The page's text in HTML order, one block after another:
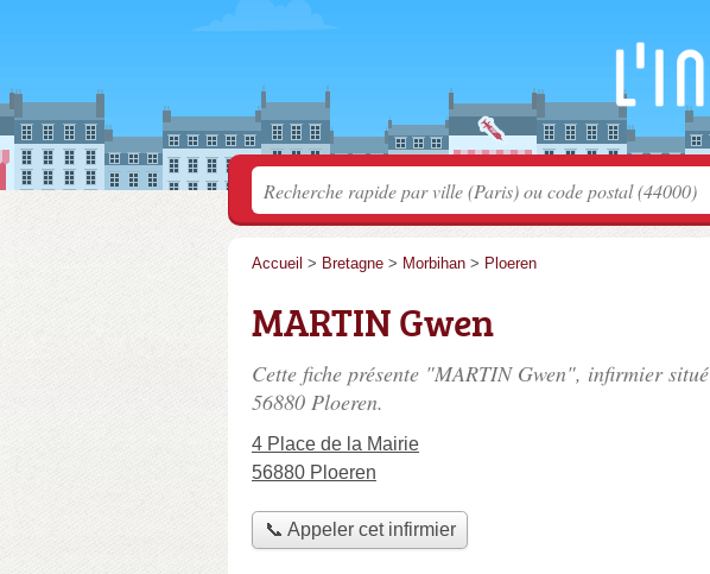
Accueil > Bretagne > Morbihan > Ploeren
MARTIN Gwen
Cette fiche présente "MARTIN Gwen", infirmier situé
56880 Ploeren.
4 Place de la Mairie
56880 Ploeren
📞 Appeler cet infirmier